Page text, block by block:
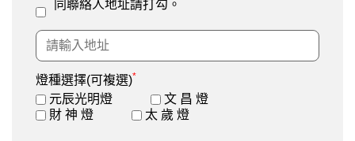
同聯絡人地址請打勾。
燈種選擇(可複選)*
元辰光明燈
文 昌 燈
財 神 燈
太 歲 燈